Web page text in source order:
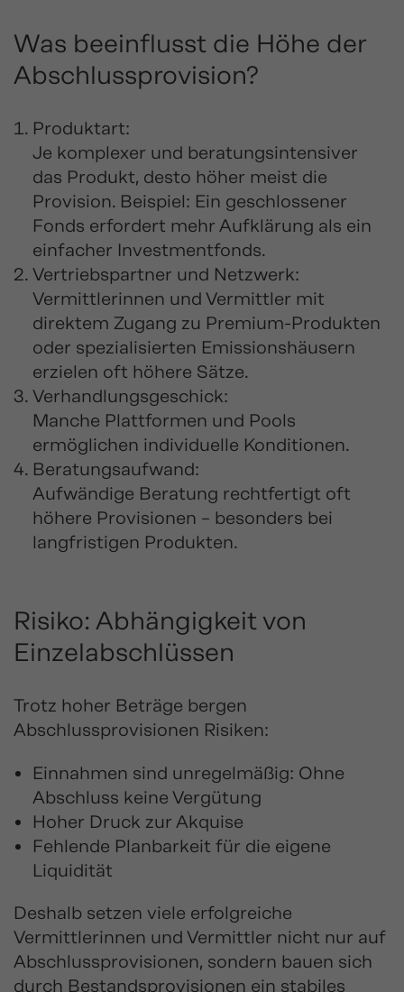
Was beeinflusst die Höhe der
Abschlussprovision?
Produktart:
Je komplexer und beratungsintensiver
das Produkt, desto höher meist die
Provision. Beispiel: Ein geschlossener
Fonds erfordert mehr Aufklärung als ein
einfacher Investmentfonds.
Vertriebspartner und Netzwerk:
Vermittlerinnen und Vermittler mit
direktem Zugang zu Premium-Produkten
oder spezialisierten Emissionshäusern
erzielen oft höhere Sätze.
Verhandlungsgeschick:
Manche Plattformen und Pools
ermöglichen individuelle Konditionen.
Beratungsaufwand:
Aufwändige Beratung rechtfertigt oft
höhere Provisionen – besonders bei
langfristigen Produkten.
Risiko: Abhängigkeit von
Einzelabschlüssen
Trotz hoher Beträge bergen
Abschlussprovisionen Risiken:
Einnahmen sind unregelmäßig: Ohne
Abschluss keine Vergütung
Hoher Druck zur Akquise
Fehlende Planbarkeit für die eigene
Liquidität
Deshalb setzen viele erfolgreiche
Vermittlerinnen und Vermittler nicht nur auf
Abschlussprovisionen, sondern bauen sich
durch Bestandsprovisionen ein stabiles